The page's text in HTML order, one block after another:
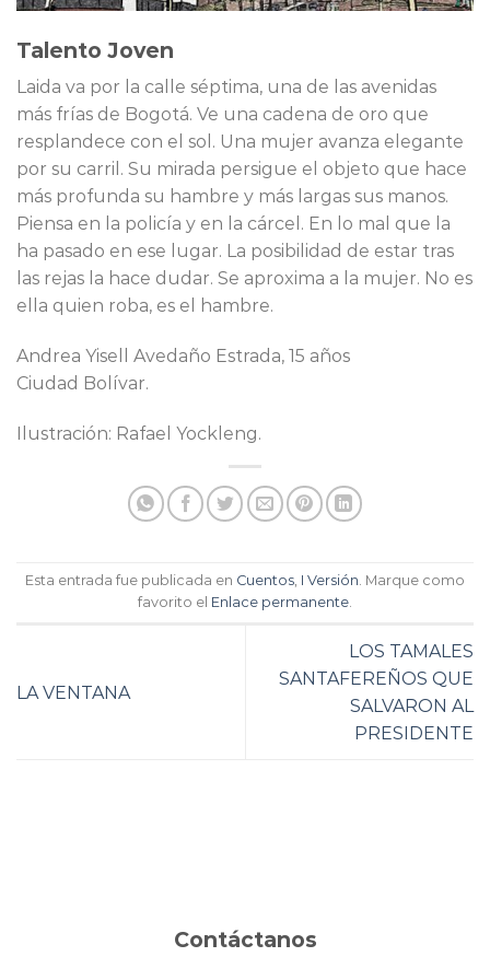
Talento Joven
Laida va por la calle séptima, una de las avenidas
más frías de Bogotá. Ve una cadena de oro que
resplandece con el sol. Una mujer avanza elegante
por su carril. Su mirada persigue el objeto que hace
más profunda su hambre y más largas sus manos.
Piensa en la policía y en la cárcel. En lo mal que la
ha pasado en ese lugar. La posibilidad de estar tras
las rejas la hace dudar. Se aproxima a la mujer. No es
ella quien roba, es el hambre.
Andrea Yisell Avedaño Estrada, 15 años
Ciudad Bolívar.
Ilustración: Rafael Yockleng.
Esta entrada fue publicada en Cuentos, I Versión. Marque como
favorito el Enlace permanente.
LA VENTANA
LOS TAMALES
SANTAFEREÑOS QUE
SALVARON AL
PRESIDENTE
Contáctanos